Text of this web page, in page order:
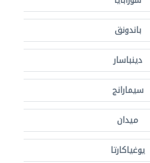
باندونق
دينباسار
سيمارانج
ميدان
يوغياكارتا